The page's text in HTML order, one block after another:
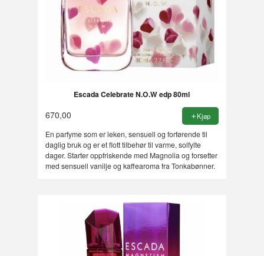
Escada Celebrate N.O.W edp 80ml
670,00 Kjøp
En parfyme som er leken, sensuell og forførende til
daglig bruk og er et flott tilbehør til varme, solfylte
dager. Starter oppfriskende med Magnolia og forsetter
med sensuell vanilje og kaffearoma fra Tonkabønner.